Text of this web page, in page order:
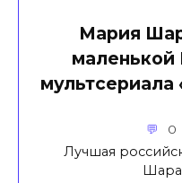
Мария
маленькой
0
Лучшая